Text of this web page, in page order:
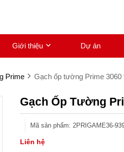
Giới thiệu Dự án
Prime Gạch ốp tường Prime 3060
Gạch Ốp Tường
Mã sản phẩm:2PRIGAME36-
Liên hệ